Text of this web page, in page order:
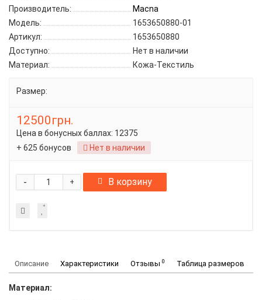
Производитель:
Macna
Модель:
1653650880-01
Артикул:
1653650880
Доступно:
Нет в наличии
Материал:
Кожа-Текстиль
Размер:
12500грн.
Цена в бонусных баллах: 12375
+ 625 бонусов
Нет в наличии
+
- В корзину
Описание Характеристики Отзывы 0 Таблица размеров
Материал: